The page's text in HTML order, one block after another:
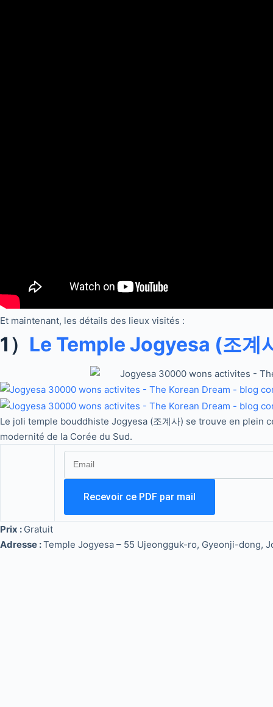
Et maintenant, les détails des lieux visités :
1） Le Temple Jogyesa (조계
Le joli temple bouddhiste Jogyesa (조계사) se trouve en
modernité de la Corée du Sud.
Prix : Gratuit
Adresse :Temple Jogyesa – 55 Ujeongguk-ro, Gyeonji-dong,